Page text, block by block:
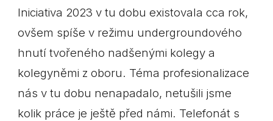
Iniciativa 2023 v tu dobu existovala cca rok,
ovšem spíše v režimu undergroundového
hnutí tvořeného nadšenými kolegy a
kolegyněmi z oboru. Téma profesionalizace
nás v tu dobu nenapadalo, netušili jsme
kolik práce je ještě před námi. Telefonát s